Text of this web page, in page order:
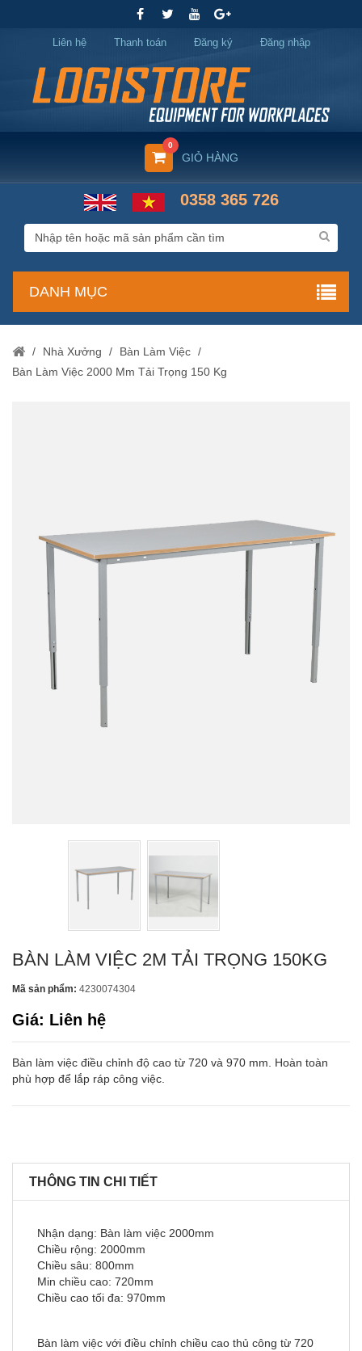
Liên hệ Thanh toán Đăng ký Đăng nhập
GIỎ HÀNG
0
0358 365 726
DANH MỤC
/ Nhà Xưởng / Bàn Làm Việc /
Bàn Làm Việc 2000 Mm Tải Trọng 150 Kg
BÀN LÀM VIỆC 2M TẢI TRỌNG 150KG
Mã sản phẩm: 4230074304
Giá: Liên hệ
Bàn làm việc điều chỉnh độ cao từ 720 và 970 mm. Hoàn toàn
phù hợp để lắp ráp công việc.
THÔNG TIN CHI TIẾT
Nhận dạng: Bàn làm việc 2000mm
Chiều rộng: 2000mm
Chiều sâu: 800mm
Min chiều cao: 720mm
Chiều cao tối đa: 970mm
Bàn làm việc với điều chỉnh chiều cao thủ công từ 720